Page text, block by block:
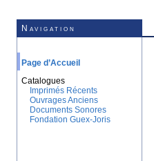
Navigation
Page d’Accueil
Catalogues
Imprimés Récents
Ouvrages Anciens
Documents Sonores
Fondation Guex-Joris